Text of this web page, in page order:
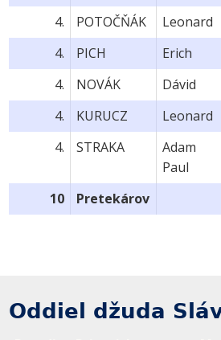
4.
POTOČŇÁK Leonard
4.
PICH Erich
4.
NOVÁK Dávid
4.
KURUCZ Leonard
4.
STRAKA
Adam
Paul
10 Pretekárov
Oddiel džuda